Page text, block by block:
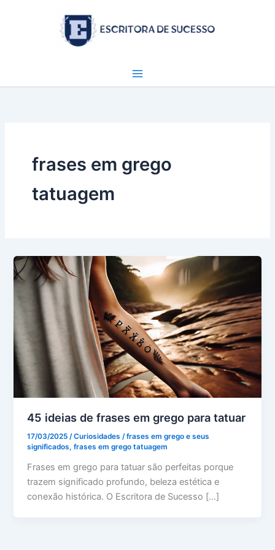
frases em grego
tatuagem
45 ideias de frases em grego para tatuar
17/03/2025/Curiosidades /frases em grego e seus
significados,frases em grego tatuagem
Frases em grego para tatuar são perfeitas porque
trazem significado profundo, beleza estética e
conexão histórica. O Escritora de Sucesso […]